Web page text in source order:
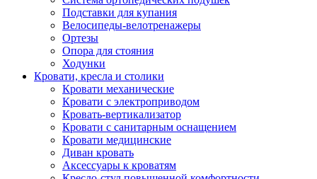
Подставки для купания
Велосипеды-велотренажеры
Ортезы
Опора для стояния
Ходунки
Кровати, кресла и столики
Кровати механические
Кровати с электроприводом
Кровать-вертикализатор
Кровати с санитарным оснащением
Кровати медицинские
Диван кровать
Аксессуары к кроватям